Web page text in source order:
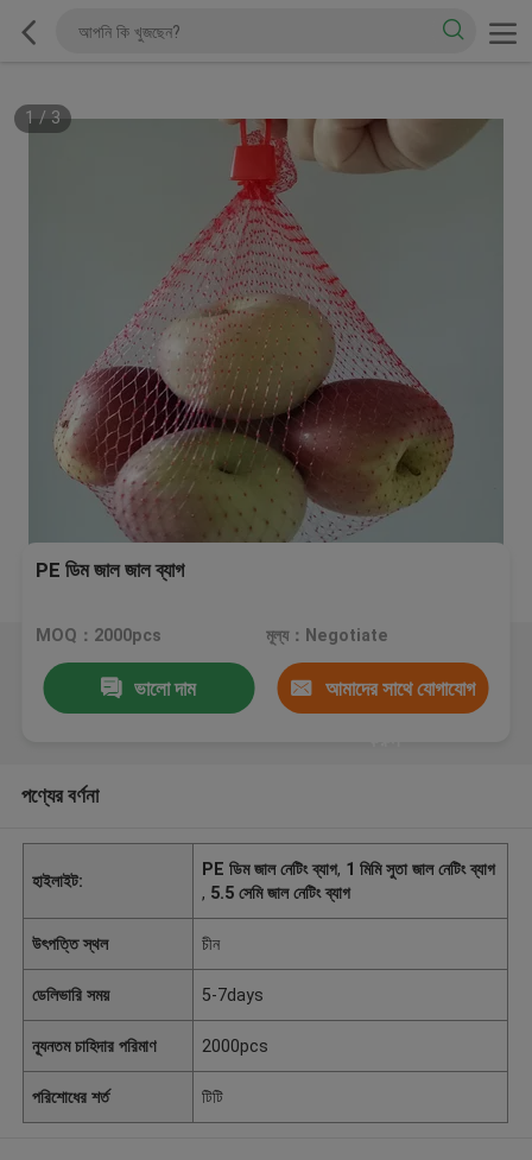
1 / 3
PE ডিম জাল জাল ব্যাগ
MOQ：2000pcs মূল্য：Negotiate
ভালো দাম আমাদের সাথে যোগাযোগ
পণ্যের বর্ণনা
হাইলাইট:
PE ডিম জাল নেটিং ব্যাগ, 1 মিমি সুতা জাল নেটিং ব্যাগ
, 5.5 সেমি জাল নেটিং ব্যাগ
উৎপত্তি স্থল চীন
ডেলিভারি সময় 5-7days
ন্যূনতম চাহিদার পরিমাণ 2000pcs
পরিশোধের শর্ত টিটি